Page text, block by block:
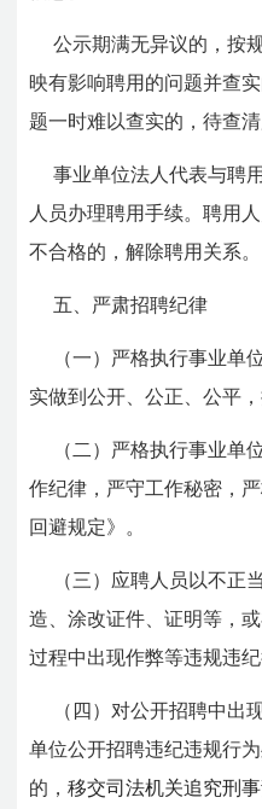
公示期满无异议的，按
映有影响聘用的问题并查
题一时难以查实的，待查
事业单位法人代表与聘
人员办理聘用手续。聘用
不合格的，解除聘用关系。
五、严肃招聘纪律
（一）严格执行事业单
实做到公开、公正、公平，
（二）严格执行事业单
作纪律，严守工作秘密，
回避规定》。
（三）应聘人员以不正
造、涂改证件、证明等，
过程中出现作弊等违规违
（四）对公开招聘中出
单位公开招聘违纪违规行
的，移交司法机关追究刑事